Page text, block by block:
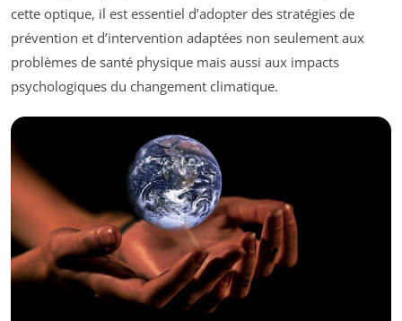
cette optique, il est essentiel d’adopter des stratégies de
prévention et d’intervention adaptées non seulement aux
problèmes de santé physique mais aussi aux impacts
psychologiques du changement climatique.